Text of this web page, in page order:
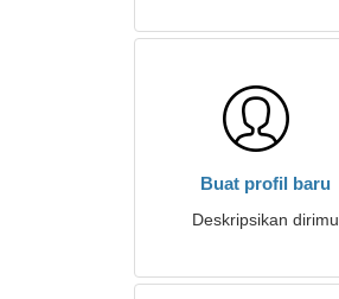
Buat profil baru
Deskripsikan dirimu